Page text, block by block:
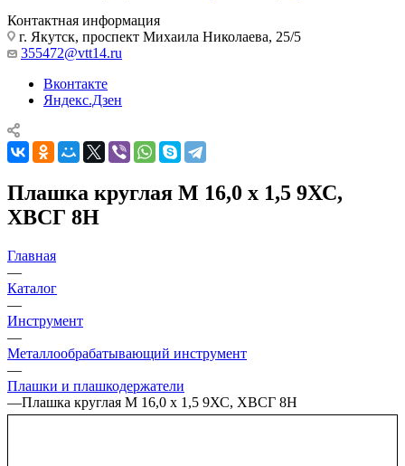
Контактная информация
г. Якутск, проспект Михаила Николаева, 25/5
355472@vtt14.ru
Вконтакте
Яндекс.Дзен
Плашка круглая М 16,0 х 1,5 9ХС,
ХВСГ 8Н
Главная
—
Каталог
—
Инструмент
—
Металлообрабатывающий инструмент
—
Плашки и плашкодержатели
—Плашка круглая М 16,0 х 1,5 9ХС, ХВСГ 8Н